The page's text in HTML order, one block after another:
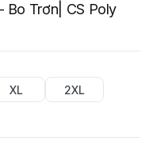
Bo Trơn| CS Poly
XL
2XL